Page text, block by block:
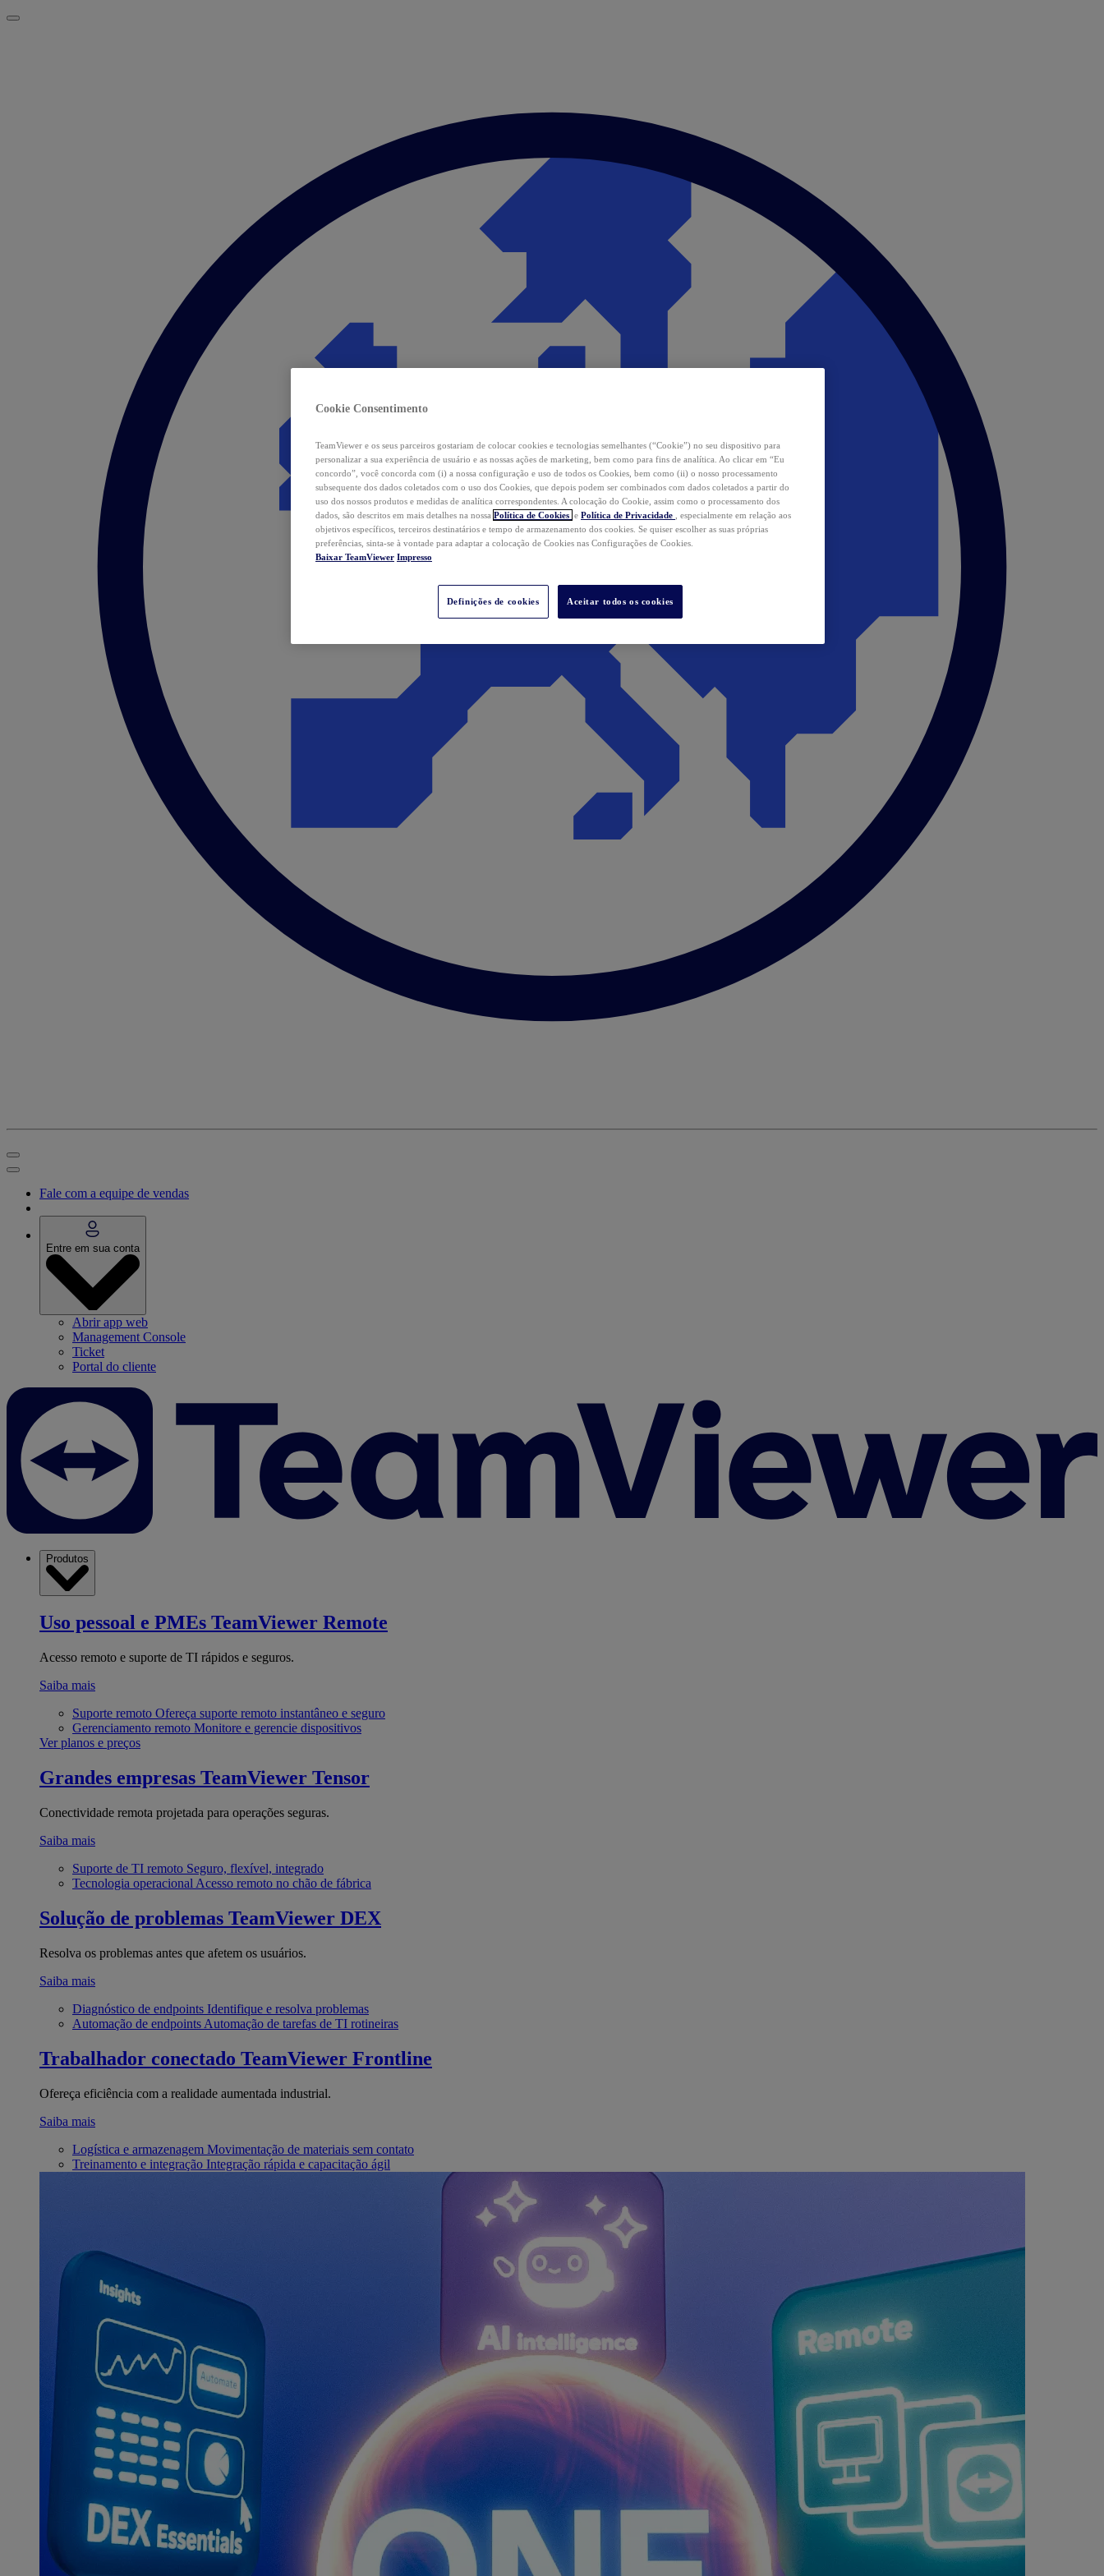
Fale com a equipe de vendas
Entre em sua conta
Abrir app web
Management Console
Ticket
Portal do cliente
Produtos
Uso pessoal e PMEs TeamViewer Remote
Acesso remoto e suporte de TI rápidos e seguros.
Saiba mais
Suporte remoto Ofereça suporte remoto instantâneo e seguro
Gerenciamento remoto Monitore e gerencie dispositivos
Ver planos e preços
Grandes empresas TeamViewer Tensor
Conectividade remota projetada para operações seguras.
Saiba mais
Suporte de TI remoto Seguro, flexível, integrado
Tecnologia operacional Acesso remoto no chão de fábrica
Solução de problemas TeamViewer DEX
Resolva os problemas antes que afetem os usuários.
Saiba mais
Diagnóstico de endpoints Identifique e resolva problemas
Automação de endpoints Automação de tarefas de TI rotineiras
Trabalhador conectado TeamViewer Frontline
Ofereça eficiência com a realidade aumentada industrial.
Saiba mais
Logística e armazenagem Movimentação de materiais sem contato
Treinamento e integração Integração rápida e capacitação ágil
Cookie Consentimento
TeamViewer e os seus parceiros gostariam de colocar cookies e tecnologias semelhantes (“Cookie”) no seu dispositivo para
personalizar a sua experiência de usuário e as nossas ações de marketing, bem como para fins de analítica. Ao clicar em “Eu
concordo”, você concorda com (i) a nossa configuração e uso de todos os Cookies, bem como (ii) o nosso processamento
subsequente dos dados coletados com o uso dos Cookies, que depois podem ser combinados com dados coletados a partir do
uso dos nossos produtos e medidas de analítica correspondentes. A colocação do Cookie, assim como o processamento dos
dados, são descritos em mais detalhes na nossa Política de Cookies e Política de Privacidade
, especialmente em relação aos
objetivos específicos, terceiros destinatários e tempo de armazenamento dos cookies. Se quiser escolher as suas próprias
preferências, sinta-se à vontade para adaptar a colocação de Cookies nas Configurações de Cookies.
Baixar TeamViewer Impresso
Definições de cookies Aceitar todos os cookies